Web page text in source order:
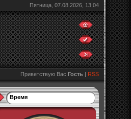
Пятница, 07.08.2026, 13:04
Приветствую Вас Гость | RSS
Время